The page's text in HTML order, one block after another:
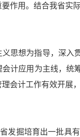
作用。结合我省实
思想为指导，深
计应用为主线，
会计工作有效开展
发掘培育出一批具